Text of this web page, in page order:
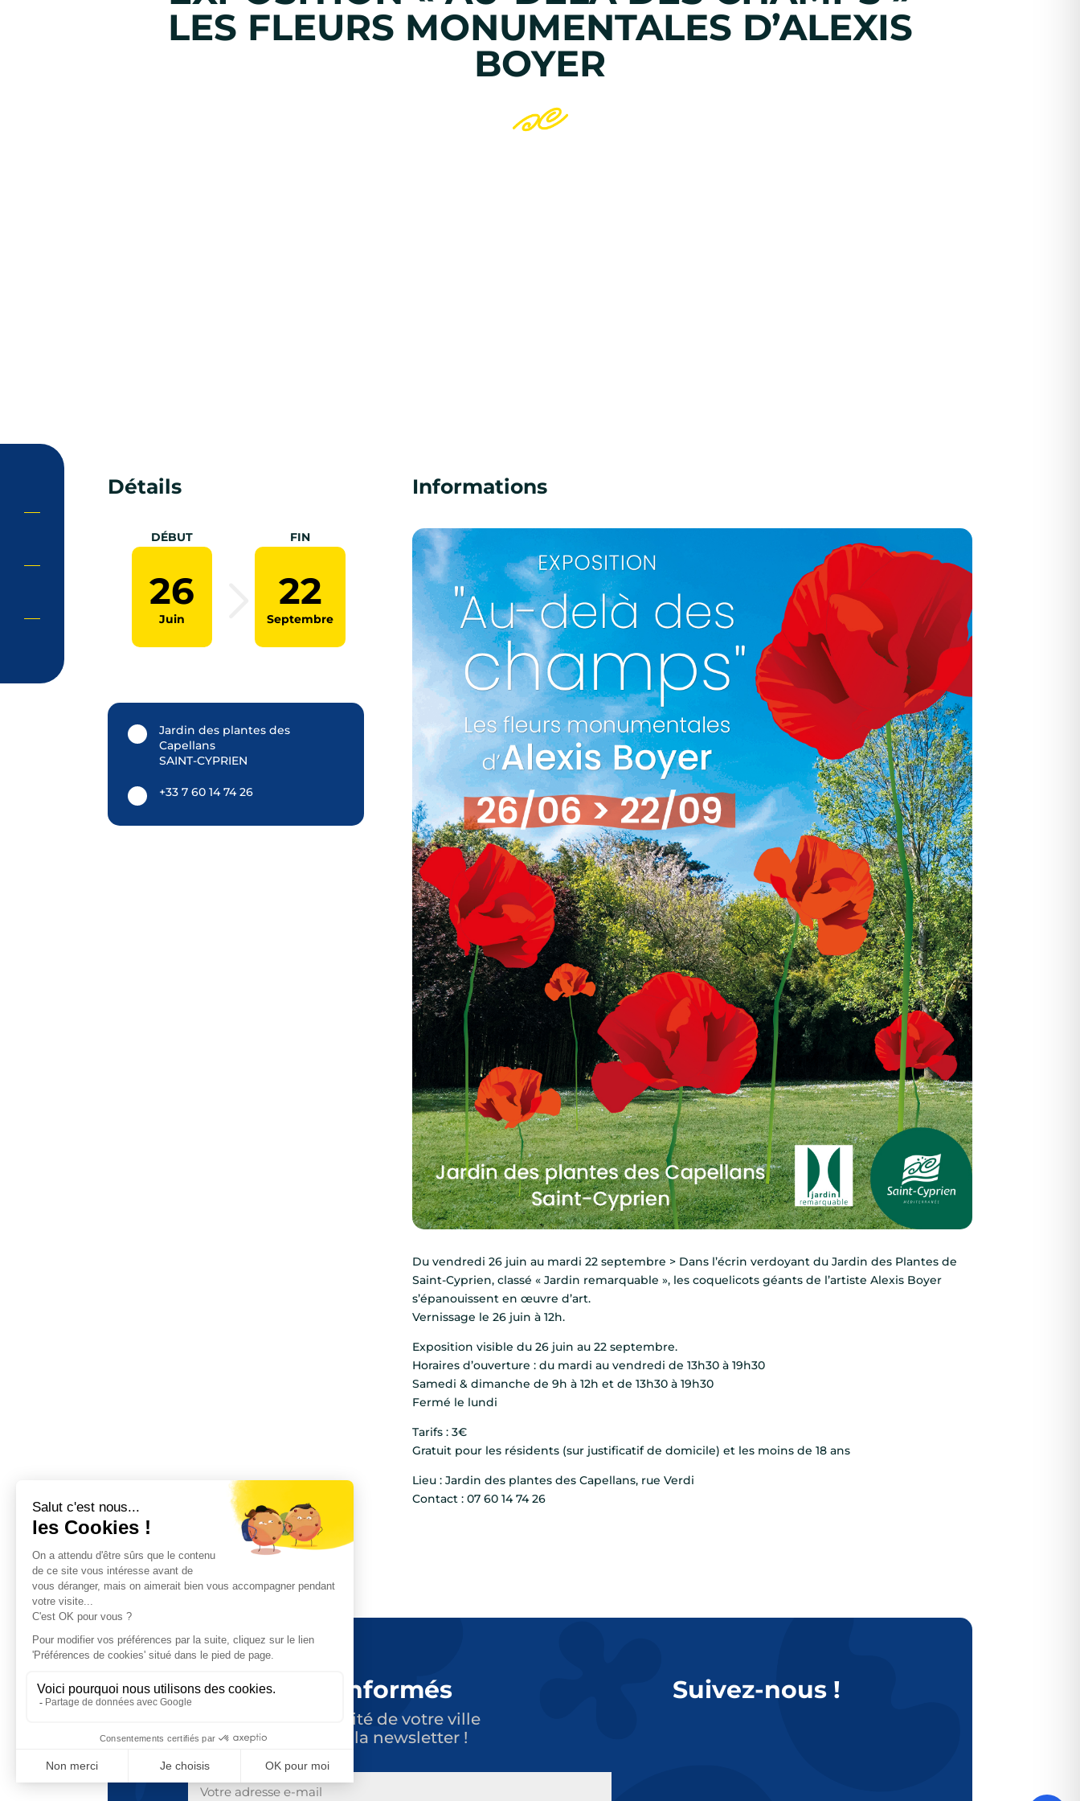
LES FLEURS MONUMENTALES D’ALEXIS
BOYER
Détails
DÉBUT
26
Juin
FIN
22
Septembre
Jardin des plantes des
Capellans
SAINT-CYPRIEN
+33 7 60 14 74 26
Informations
Du vendredi 26 juin au mardi 22 septembre > Dans l’écrin verdoyant du Jardin des Plantes de
Saint-Cyprien, classé « Jardin remarquable », les coquelicots géants de l’artiste Alexis Boyer
s’épanouissent en œuvre d’art.
Vernissage le 26 juin à 12h.
Exposition visible du 26 juin au 22 septembre.
Horaires d’ouverture : du mardi au vendredi de 13h30 à 19h30
Samedi & dimanche de 9h à 12h et de 13h30 à 19h30
Fermé le lundi
Tarifs : 3€
Gratuit pour les résidents (sur justificatif de domicile) et les moins de 18 ans
Lieu : Jardin des plantes des Capellans, rue Verdi
Contact : 07 60 14 74 26
Tenez-vous informés
Suivez toute l’actualité de votre ville
en vous abonnant à la newsletter !
E-
Suivez-nous !